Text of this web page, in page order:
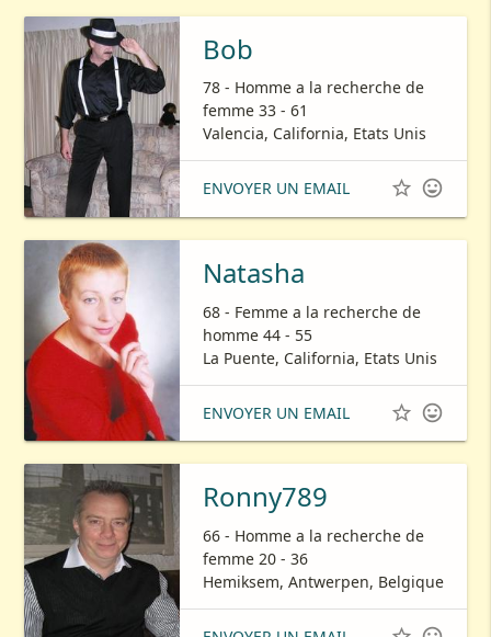
Bob
78 - Homme a la recherche de
femme 33 - 61
Valencia, California, Etats Unis
ENVOYER UN EMAIL  
Natasha
68 - Femme a la recherche de
homme 44 - 55
La Puente, California, Etats Unis
ENVOYER UN EMAIL  
Ronny789
66 - Homme a la recherche de
femme 20 - 36
Hemiksem, Antwerpen, Belgique